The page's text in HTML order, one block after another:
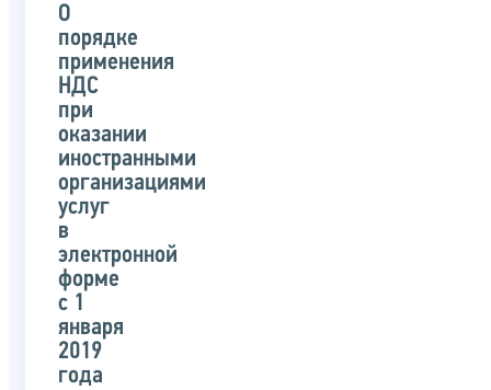
указанного
письма
О
порядке
применения
НДС
при
оказании
иностранными
организациями
услуг
в
электронной
форме
с 1
января
2019
года